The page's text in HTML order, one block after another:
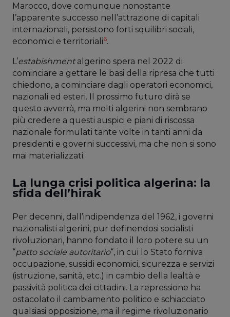
Marocco, dove comunque nonostante
l’apparente successo nell’attrazione di capitali
internazionali, persistono forti squilibri sociali,
economici e territoriali6.
L’estabishmentalgerino spera nel 2022 di
cominciare a gettare le basi della ripresa che tutti
chiedono, a cominciare dagli operatori economici,
nazionali ed esteri. Il prossimo futuro dirà se
questo avverrà, ma molti algerini non sembrano
più credere a questi auspici e piani di riscossa
nazionale formulati tante volte in tanti anni da
presidenti e governi successivi, ma che non si sono
mai materializzati.
La lunga crisi politica algerina: la
sfida dell’hirak
Per decenni, dall’indipendenza del 1962, i governi
nazionalisti algerini, pur definendosi socialisti
rivoluzionari, hanno fondato il loro potere su un
“patto sociale autoritario“, in cui lo Stato forniva
occupazione, sussidi economici, sicurezza e servizi
(istruzione, sanità, etc.) in cambio della lealtà e
passività politica dei cittadini. La repressione ha
ostacolato il cambiamento politico e schiacciato
qualsiasi opposizione, ma il regime rivoluzionario